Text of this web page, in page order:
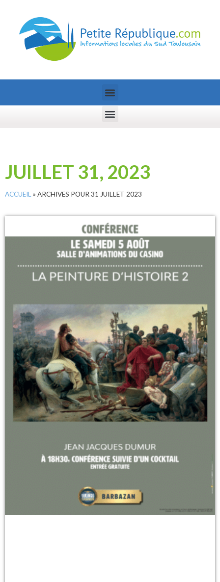
JUILLET 31, 2023
ACCUEIL » ARCHIVES POUR 31 JUILLET 2023